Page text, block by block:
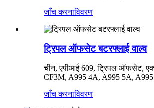
जाँच करनाविवरण
ट्रिपल ऑफसेट बटरफ्लाई वाल्व
चीन, एपीआई 609, ट्रिपल ऑफसेट,
CF3M, A995 4A, A995 5A,
जाँच करनाविवरण